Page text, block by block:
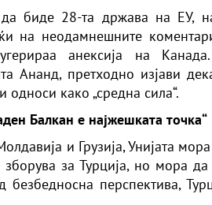
биде 28-та држава на ЕУ,
на неодамнешните
анексија на Канада.
Ананд, претходно изјави
односи како „средна сила“.
Балкан е најжешката точка“
и Грузија, Унијата
за Турција, но мора
перспектива,